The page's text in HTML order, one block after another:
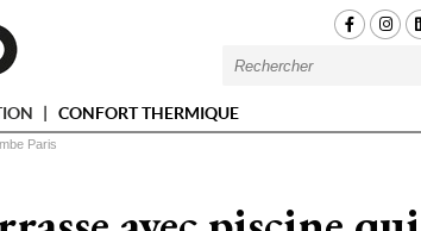
CONFORT THERMIQUE
Paris